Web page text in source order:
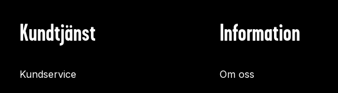
Kundtjänst
Kundservice
Information
Om oss